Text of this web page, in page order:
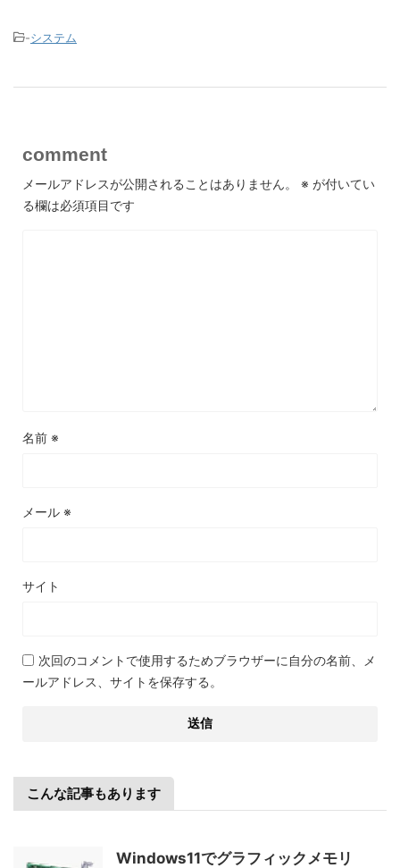
-システム
comment
メールアドレスが公開されることはありません。 ※ が付いてい
る欄は必須項目です
名前 ※
メール ※
サイト
次回のコメントで使用するためブラウザーに自分の名前、メ
ールアドレス、サイトを保存する。
こんな記事もあります
Windows11でグラフィックメモリ